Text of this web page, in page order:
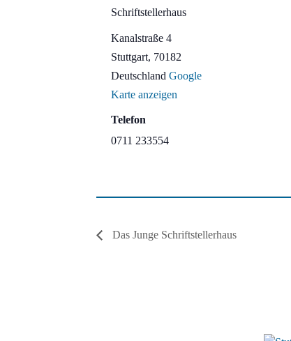
Schriftstellerhaus
Kanalstraße 4
Stuttgart, 70182
Deutschland Google
Karte anzeigen
Telefon
0711 233554
Das Junge Schriftstellerhaus